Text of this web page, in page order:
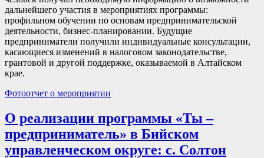
дальнейшего участия в мероприятиях программы:
профильном обучении по основам предпринимательской
деятельности, бизнес-планировании. Будущие
предприниматели получили индивидуальные консультации,
касающиеся изменений в налоговом законодательстве,
грантовой и другой поддержке, оказываемой в Алтайском
крае.
Фотоотчет о мероприятии
О реализации программы «Ты –
предприниматель» в Бийском
управленческом округе: с. Солтон